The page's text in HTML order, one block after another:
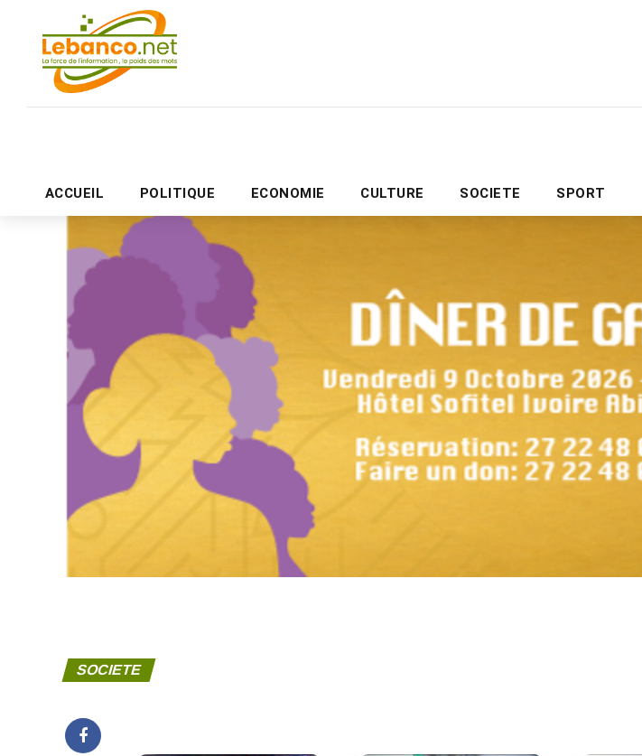
ACCUEIL POLITIQUE ECONOMIE CULTURE SOCIETE SPORTPUBLICITÉ
SOCIETE